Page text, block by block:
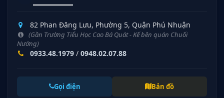
82 Phan Đăng Lưu, Phường 5, Quận Phú Nhuận
(Gần Trường Tiểu Học Cao Bá Quát - Kế bên quán Chuối
Nướng)
0933.48.1979 / 0948.02.07.88
Gọi điện Bản đồ